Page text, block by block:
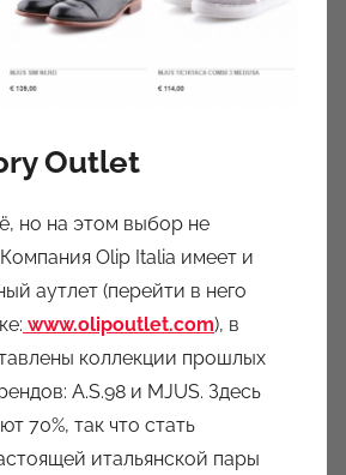
Outlet
но на этом выбор не
Olip Italia имеет и
аутлет (перейти в него
www.olipoutlet.com), в
коллекции прошлых
A.S.98 и MJUS. Здесь
70%, так что стать
итальянской пары